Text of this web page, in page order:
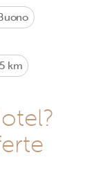
km